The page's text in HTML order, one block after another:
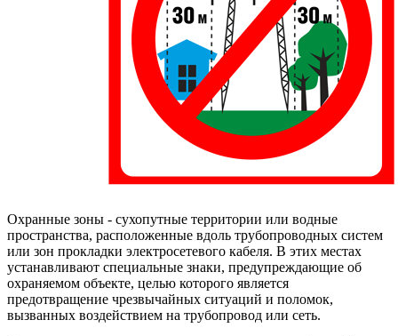
Охранные зоны - сухопутные территории или водные
пространства, расположенные вдоль трубопроводных систем
или зон прокладки электросетевого кабеля. В этих местах
устанавливают специальные знаки, предупреждающие об
охраняемом объекте, целью которого является
предотвращение чрезвычайных ситуаций и поломок,
вызванных воздействием на трубопровод или сеть.